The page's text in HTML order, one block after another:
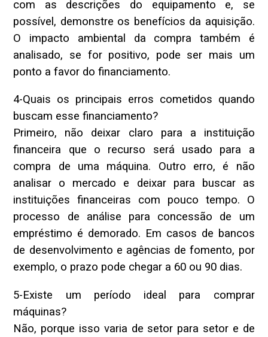
com as descrições do equipamento e, se
possível, demonstre os benefícios da aquisição.
O impacto ambiental da compra também é
analisado, se for positivo, pode ser mais um
ponto a favor do financiamento.
4-Quais os principais erros cometidos quando
buscam esse financiamento?
Primeiro, não deixar claro para a instituição
financeira que o recurso será usado para a
compra de uma máquina. Outro erro, é não
analisar o mercado e deixar para buscar as
instituições financeiras com pouco tempo. O
processo de análise para concessão de um
empréstimo é demorado. Em casos de bancos
de desenvolvimento e agências de fomento, por
exemplo, o prazo pode chegar a 60 ou 90 dias.
5-Existe um período ideal para comprar
máquinas?
Não, porque isso varia de setor para setor e de